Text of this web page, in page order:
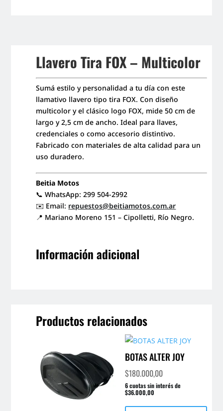
Llavero Tira FOX – Multicolor
Sumá estilo y personalidad a tu día con este
llamativo llavero tipo tira FOX. Con diseño
multicolor y el clásico logo FOX, mide 50 cm de
largo y 2,5 cm de ancho. Ideal para llaves,
credenciales o como accesorio distintivo.
Fabricado con materiales de alta calidad para un
uso duradero.
Beitia Motos
📞 WhatsApp: 299 504-2992
✉️ Email: repuestos@beitiamotos.com.ar
📍 Mariano Moreno 151 – Cipolletti, Río Negro.
Información adicional
Productos relacionados
BOTAS ALTER JOY
$180.000,00
6 cuotas sin interés de
$36.000,00